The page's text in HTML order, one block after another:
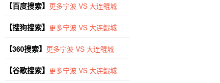
【百度搜索】 更多宁波 VS 大连鲲城
【搜狗搜索】 更多宁波 VS 大连鲲城
【360搜索】 更多宁波 VS 大连鲲城
【谷歌搜索】 更多宁波 VS 大连鲲城